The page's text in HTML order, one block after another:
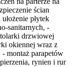
ścian
płytek
sanitarnych, -
drzwiowej
okiennej wraz z
montaż parapetów
rynien i rur